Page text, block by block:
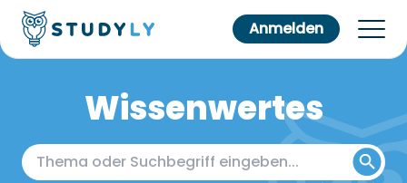
Anmelden
Wissenwertes